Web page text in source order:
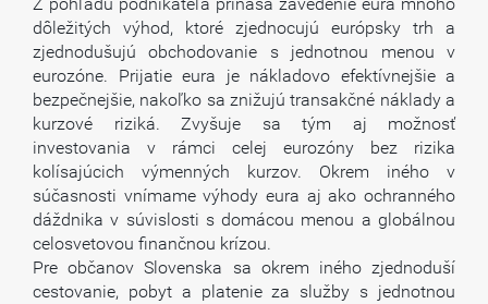
dôležitých výhod, ktoré zjednocujú európsky trh a
zjednodušujú obchodovanie s jednotnou menou v
eurozóne. Prijatie eura je nákladovo efektívnejšie a
bezpečnejšie, nakoľko sa znižujú transakčné náklady a
kurzové riziká. Zvyšuje sa tým aj možnosť
investovania v rámci celej eurozóny bez rizika
kolísajúcich výmenných kurzov. Okrem iného v
súčasnosti vnímame výhody eura aj ako ochranného
dáždnika v súvislosti s domácou menou a globálnou
celosvetovou finančnou krízou.
Pre občanov Slovenska sa okrem iného zjednoduší
cestovanie, pobyt a platenie za služby s jednotnou